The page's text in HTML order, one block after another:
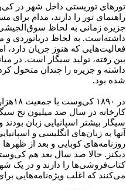
تورهای توریستی داخل شهر در
راهنمای تور را دارند، مدام برای
جزیره زمانی به لحاظ
داشته‌است. به لحاظ دریانوردی و
فعالیت‌هایی که هنوز جریان دارد،
بین رفته، تولید سیگار است. در
داشته و جزیره را چندان متحول
شده بود.
در
کارخانه در سال صد میلیون نخ
سیگار بیشتر اسپانیایی زبان
آنها به زبان‌های انگلیسی و
روزنامه‌های کوبایی و بعد از
دیکنز. حالا صد سال بعد هم
کتاب‌فروشی‌ها را دارند و در یک
می‌کنند که اغلب ویژه‌نامه‌هایی